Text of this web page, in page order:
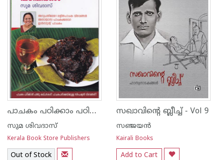
പാചകം പഠിക്കാം പഠിപ്പിക്കാം
സുമ ശിവദാസ്
Kerala Book Store Publishers
Out of Stock
സഖാവിന്റെ ബ്ലീച്ച് - Vol 9
സഞ്ജയന്‍
Kairali Books
Add to Cart